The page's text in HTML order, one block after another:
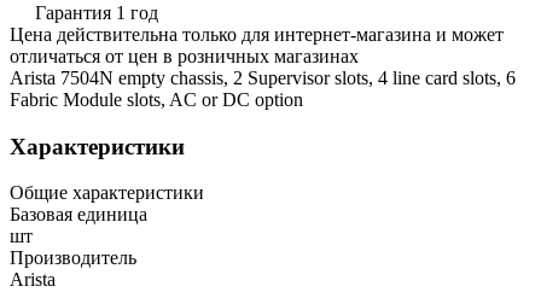
Гарантия 1 год
Цена действительна только для интернет-магазина и может
отличаться от цен в розничных магазинах
Arista 7504N empty chassis, 2 Supervisor slots, 4 line card slots, 6
Fabric Module slots, AC or DC option
Характеристики
Общие характеристики
Базовая единица
шт
Производитель
Arista